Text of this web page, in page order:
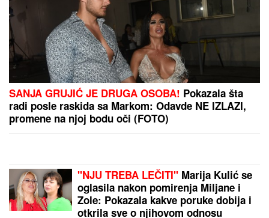
Kolaps na izlazu iz Srbije: Vozači zarobljeni u
kolonama čak četiri sata!